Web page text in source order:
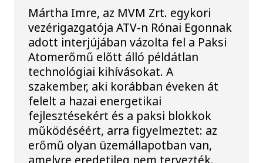
Mártha Imre, az MVM Zrt. egykori
vezérigazgatója ATV-n Rónai Egonnak
adott interjújában vázolta fel a Paksi
Atomerőmű előtt álló példátlan
technológiai kihívásokat. A
szakember, aki korábban éveken át
felelt a hazai energetikai
fejlesztésekért és a paksi blokkok
működéséért, arra figyelmeztet: az
erőmű olyan üzemállapotban van,
amelyre eredetileg nem tervezték.